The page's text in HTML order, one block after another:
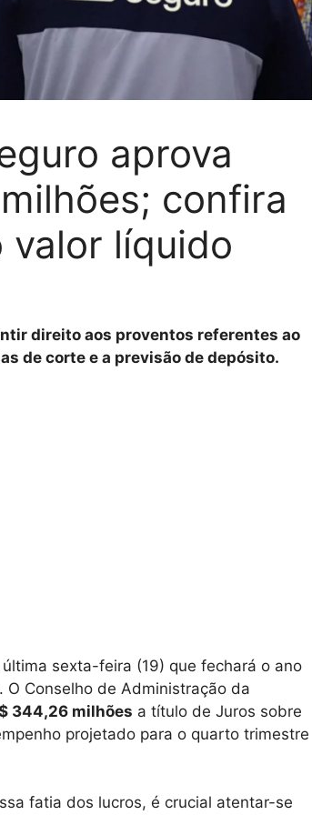
aprova
confira
valor líquido
direito aos proventos referentes ao
de corte e a previsão de depósito.
sexta-feira (19) que fechará o ano
Conselho de Administração da
344,26 milhões a título de Juros sobre
projetado para o quarto trimestre
fatia dos lucros, é crucial atentar-se